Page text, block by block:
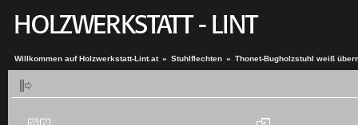
Willkommen auf Holzwerkstatt-Lint.at » Stuhlflechten » Thonet-Bugholzstuhl weiß